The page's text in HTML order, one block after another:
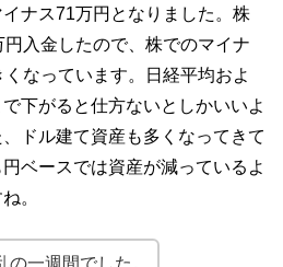
ナス71万円となりました。株
入金したので、株でのマイナ
なっています。日経平均およ
下がると仕方ないとしかいいよ
ドル建て資産も多くなってきて
ベースでは資産が減っているよ
。
の一週間でした。